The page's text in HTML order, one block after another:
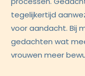
tegelijkertijd
voor aandacht. Bij
gedachten wat
vrouwen meer